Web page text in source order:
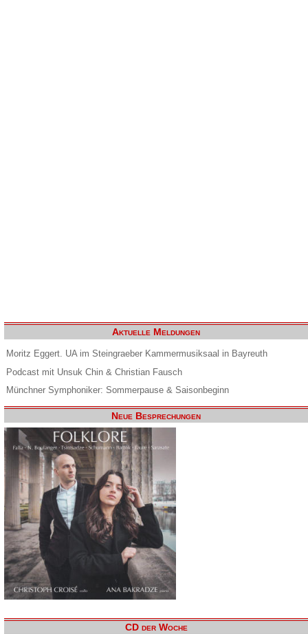
Aktuelle Meldungen
Moritz Eggert. UA im Steingraeber Kammermusiksaal in Bayreuth
Podcast mit Unsuk Chin & Christian Fausch
Münchner Symphoniker: Sommerpause & Saisonbeginn
Neue Besprechungen
CD der Woche